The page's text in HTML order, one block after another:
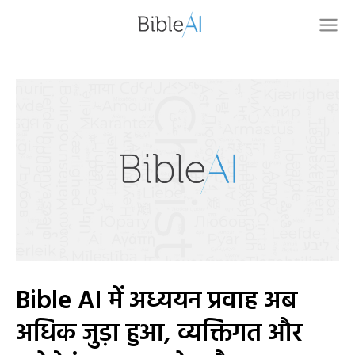
Bible AI में अध्ययन प्रवाह अब
अधिक जुड़ा हुआ, व्यक्तिगत और